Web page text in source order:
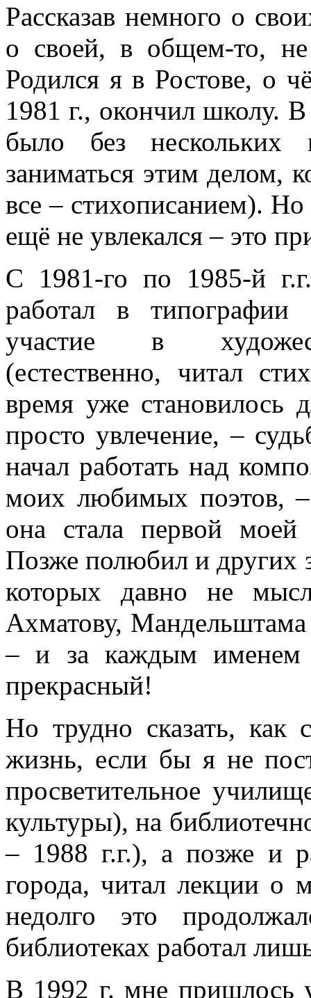
Рассказав немного о
о своей, в общем-то,
Родился я в Ростове, о
1981 г., окончил школу.
было без
заниматься этим делом,
все – стихописанием).
ещё не увлекался – это
С 1981-го по 1985-й
работал в
участие в
(естественно, читал
время уже
просто увлечение, –
начал работать над
моих любимых поэтов,
она стала первой
Позже полюбил и других
которых давно не
Ахматову,
– и за каждым
прекрасный!
Но трудно сказать, как
жизнь, если бы я не
просветительное
культуры), на
– 1988 г.г.), а позже и
города, читал лекции о
недолго это
библиотеках работал
В 1992 г. мне пришлось